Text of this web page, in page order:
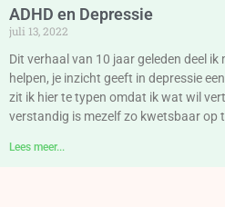
ADHD en Depressie
juli 13, 2022
Dit verhaal van 10 jaar geleden deel
helpen, je inzicht geeft in depressie
zit ik hier te typen omdat ik wat wil
verstandig is mezelf zo kwetsbaar op
Lees meer...